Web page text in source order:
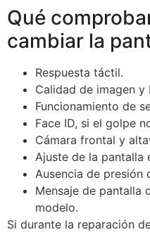
Qué
cambiar la
Respuesta táctil.
Calidad de imagen y
Funcionamiento de
Face ID, si el golpe
Cámara frontal y
Ajuste de la pantalla
Ausencia de presión
Mensaje de pantalla
modelo.
Si durante la reparación